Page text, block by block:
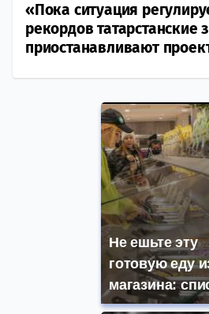
«Пока ситуация
рекордов татарстанские
приостанавливают
Не ешьте эту
готовую еду
магазина: